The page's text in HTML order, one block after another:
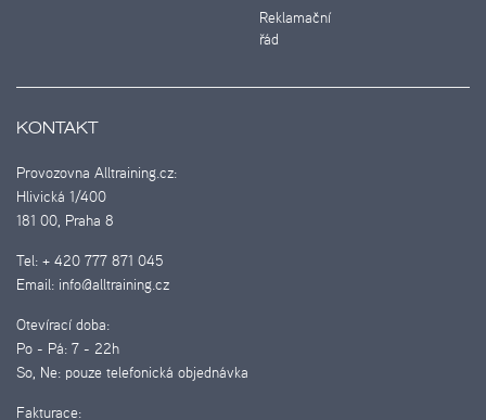
Reklamační
řád
KONTAKT
Provozovna Alltraining.cz:
Hlivická 1/400
181 00, Praha 8
Tel: + 420 777 871 045
Email: info@alltraining.cz
Otevírací doba:
Po - Pá: 7 - 22h
So, Ne: pouze telefonická objednávka
Fakturace: